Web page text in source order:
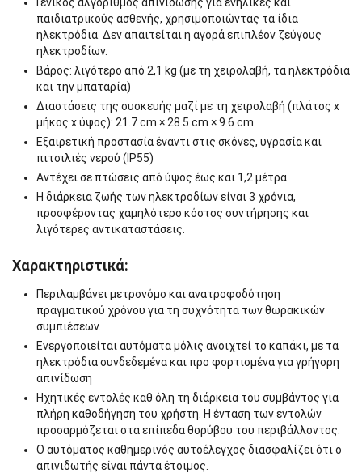
παιδιατρικούς ασθενής, χρησιμοποιώντας τα ίδια
ηλεκτρόδια. Δεν απαιτείται η αγορά επιπλέον ζεύγους
ηλεκτροδίων.
Βάρος: λιγότερο από 2,1 kg (με τη χειρολαβή, τα ηλεκτρόδια
και την μπαταρία)
Διαστάσεις της συσκευής μαζί με τη χειρολαβή (πλάτος x
μήκος x ύψος): 21.7 cm × 28.5 cm × 9.6 cm
Εξαιρετική προστασία έναντι στις σκόνες, υγρασία και
πιτσιλιές νερού (IP55)
Αντέχει σε πτώσεις από ύψος έως και 1,2 μέτρα.
Η διάρκεια ζωής των ηλεκτροδίων είναι 3 χρόνια,
προσφέροντας χαμηλότερο κόστος συντήρησης και
λιγότερες αντικαταστάσεις.
Χαρακτηριστικά:
Περιλαμβάνει μετρονόμο και ανατροφοδότηση
πραγματικού χρόνου για τη συχνότητα των θωρακικών
συμπιέσεων.
Ενεργοποιείται αυτόματα μόλις ανοιχτεί το καπάκι, με τα
ηλεκτρόδια συνδεδεμένα και προ φορτισμένα για γρήγορη
απινίδωση
Ηχητικές εντολές καθ όλη τη διάρκεια του συμβάντος για
πλήρη καθοδήγηση του χρήστη. Η ένταση των εντολών
προσαρμόζεται στα επίπεδα θορύβου του περιβάλλοντος.
Ο αυτόματος καθημερινός αυτοέλεγχος διασφαλίζει ότι ο
απινιδωτής είναι πάντα έτοιμος.